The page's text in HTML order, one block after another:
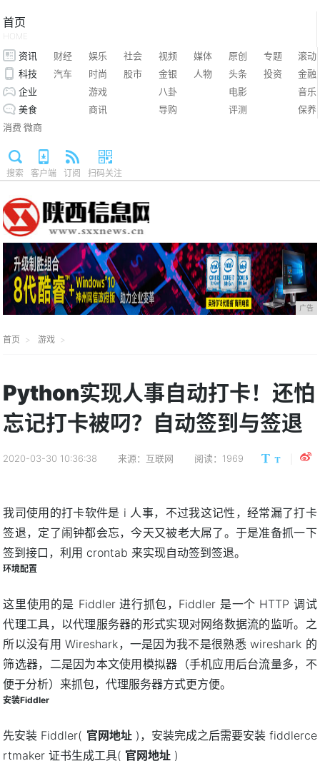
首页
HOME
资讯 财经 娱乐 社会 视频 媒体 原创 专题
滚动
科技
汽车 时尚 股市 金银 人物 头条 投资
金融
企业
游戏 八卦 电影
音乐
美食
商讯 导购 评测
保养
消费 微商
搜索 客户端 订阅 扫码关注
广告
首页 游戏
Python实现人事自动打卡！还怕
忘记打卡被叼？自动签到与签退
2020-03-30 10:36:38 来源：互联网 阅读：1969
我司使用的打卡软件是 i 人事，不过我这记性，经常漏了打卡
签退，定了闹钟都会忘，今天又被老大屌了。于是准备抓一下
签到接口，利用 crontab 来实现自动签到签退。
环境配置
这里使用的是 Fiddler 进行抓包，Fiddler 是一个 HTTP 调试
代理工具，以代理服务器的形式实现对网络数据流的监听。之
所以没有用 Wireshark，一是因为我不是很熟悉 wireshark 的
筛选器，二是因为本文使用模拟器（手机应用后台流量多，不
便于分析）来抓包，代理服务器方式更方便。
安装Fiddler
先安装 Fiddler( 官网地址)，安装完成之后需要安装 fiddlerce
rtmaker 证书生成工具( 官网地址 )